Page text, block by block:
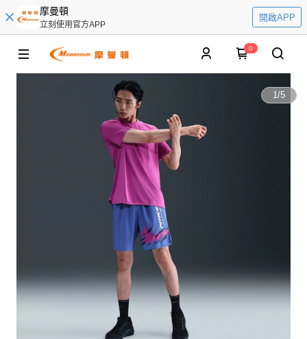
摩曼頓
立刻使用官方APP
開啟APP
0
1/5